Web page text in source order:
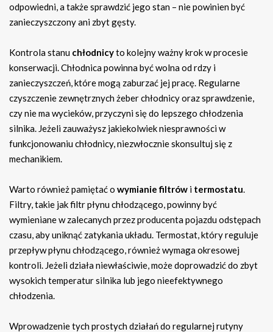
odpowiedni, a także sprawdzić jego stan – nie powinien być
zanieczyszczony ani zbyt gęsty.
Kontrola stanu chłodnicyto kolejny ważny krok w procesie
konserwacji. Chłodnica powinna być wolna od rdzy i
zanieczyszczeń, które mogą zaburzać jej pracę. Regularne
czyszczenie zewnętrznych żeber chłodnicy oraz sprawdzenie,
czy nie ma wycieków, przyczyni się do lepszego chłodzenia
silnika. Jeżeli zauważysz jakiekolwiek niesprawności w
funkcjonowaniu chłodnicy, niezwłocznie skonsultuj się z
mechanikiem.
Warto również pamiętać o wymianie filtrów i termostatu.
Filtry, takie jak filtr płynu chłodzącego, powinny być
wymieniane w zalecanych przez producenta pojazdu odstępach
czasu, aby uniknąć zatykania układu. Termostat, który reguluje
przepływ płynu chłodzącego, również wymaga okresowej
kontroli. Jeżeli działa niewłaściwie, może doprowadzić do zbyt
wysokich temperatur silnika lub jego nieefektywnego
chłodzenia.
Wprowadzenie tych prostych działań do regularnej rutyny